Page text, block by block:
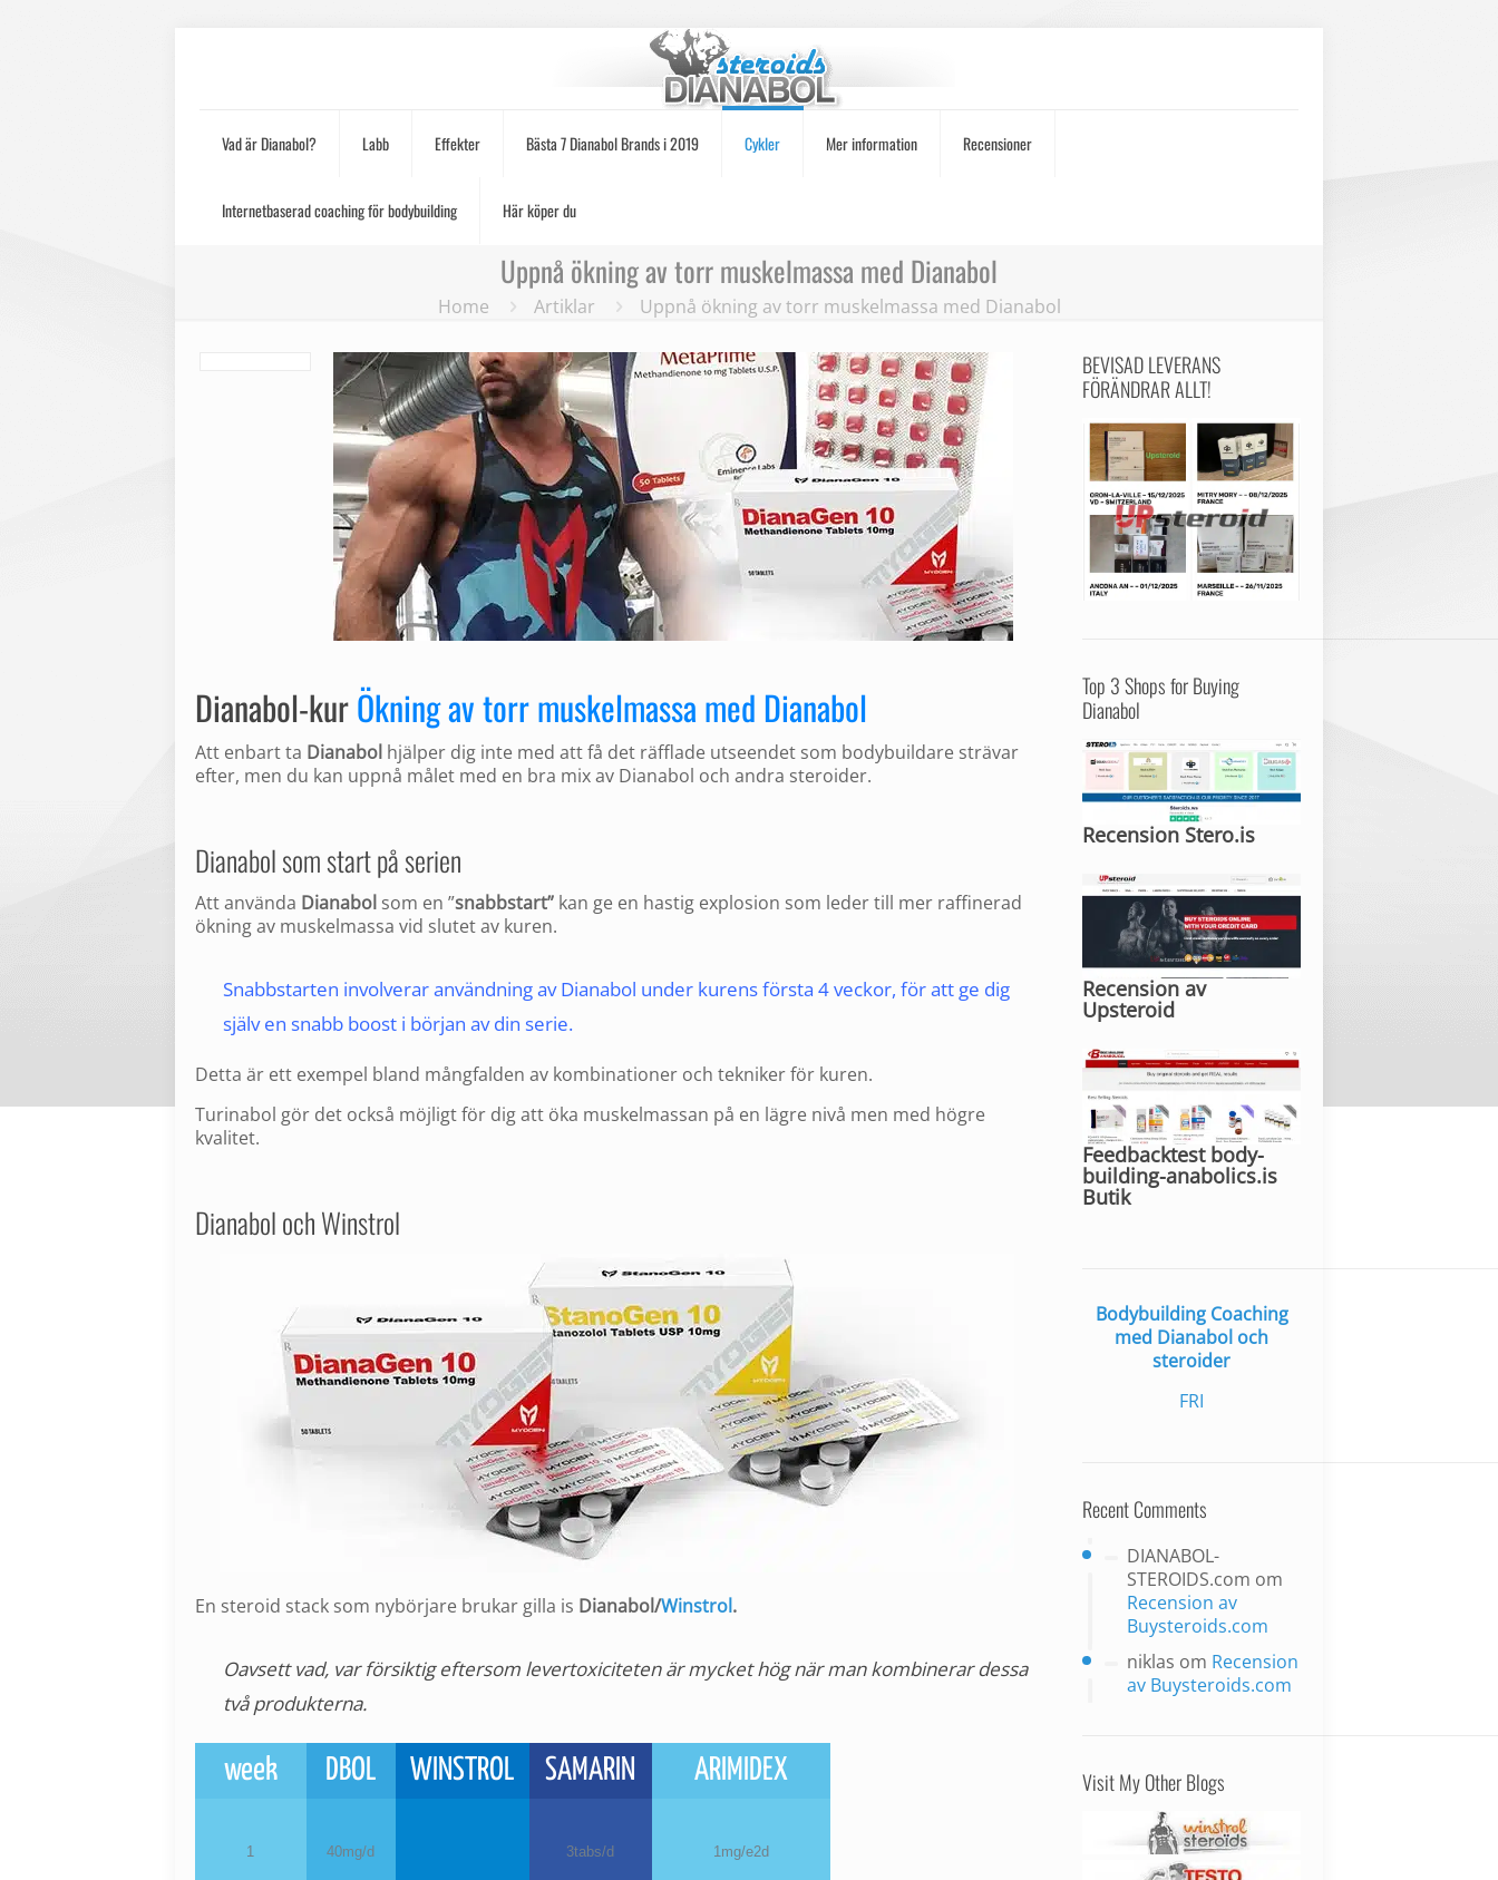
Vad är Dianabol? Labb Effekter Bästa 7 Dianabol Brands i 2019 Cykler Mer information Recensioner
Internetbaserad coaching för bodybuilding Här köper du
Uppnå ökning av torr muskelmassa med Dianabol
Home Artiklar Uppnå ökning av torr muskelmassa med Dianabol
Dianabol-kurÖkning av torr muskelmassa med Dianabol
Att enbart ta Dianabol hjälper dig inte med att få det räfflade utseendet som bodybuildare strävar
efter, men du kan uppnå målet med en bra mix av Dianabol och andra steroider.
Dianabol som start på serien
Att använda Dianabol som en ”snabbstart” kan ge en hastig explosion som leder till mer raffinerad
ökning av muskelmassa vid slutet av kuren.
Snabbstarten involverar användning av Dianabol under kurens första 4 veckor, för att ge dig
själv en snabb boost i början av din serie.
Detta är ett exempel bland mångfalden av kombinationer och tekniker för kuren.
Turinabol gör det också möjligt för dig att öka muskelmassan på en lägre nivå men med högre
kvalitet.
Dianabol och Winstrol
En steroid stack som nybörjare brukar gilla is Dianabol/Winstrol.
Oavsett vad, var försiktig eftersom levertoxiciteten är mycket hög när man kombinerar dessa
två produkterna.
week
1
DBOL
40mg/d
WINSTROL SAMARIN
3tabs/d
ARIMIDEX
1mg/e2d
BEVISAD LEVERANS
FÖRÄNDRAR ALLT!
Top 3 Shops for Buying
Dianabol
Recension Stero.is
Recension av
Upsteroid
Feedbacktest body-
building-anabolics.is
Butik
Bodybuilding Coaching
med Dianabol och
steroider
FRI
Recent Comments
DIANABOL-
STEROIDS.com om
Recension av
Buysteroids.com
niklas om Recension
av Buysteroids.com
Visit My Other Blogs